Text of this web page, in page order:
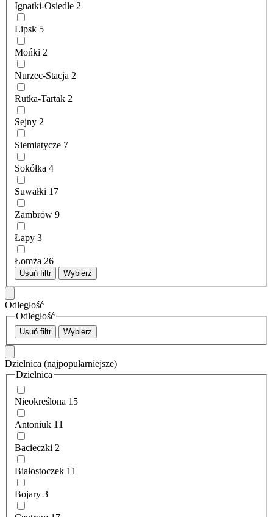
Ignatki-Osiedle 2
Lipsk 5
Mońki 2
Nurzec-Stacja 2
Rutka-Tartak 2
Sejny 2
Siemiatycze 7
Sokółka 4
Suwałki 17
Zambrów 9
Łapy 3
Łomża 26
Usuń filtr Wybierz
Odległość
Odległość
Usuń filtr Wybierz
Dzielnica (najpopularniejsze)
Dzielnica
Nieokreślona 15
Antoniuk 11
Bacieczki 2
Białostoczek 11
Bojary 3